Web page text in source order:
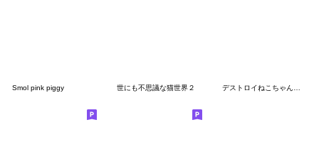
Smol pink piggy 世にも不思議な猫世界２